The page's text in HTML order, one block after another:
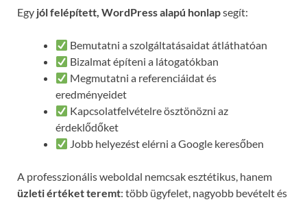
Egy jól felépített, WordPress alapú honlapsegít:
Bemutatni a szolgáltatásaidat átláthatóan
Bizalmat építeni a látogatókban
Megmutatni a referenciáidat és
eredményeidet
Kapcsolatfelvételre ösztönözni az
érdeklődőket
Jobb helyezést elérni a Google keresőben
A professzionális weboldal nemcsak esztétikus, hanem
üzleti értéket teremt: több ügyfelet, nagyobb bevételt és